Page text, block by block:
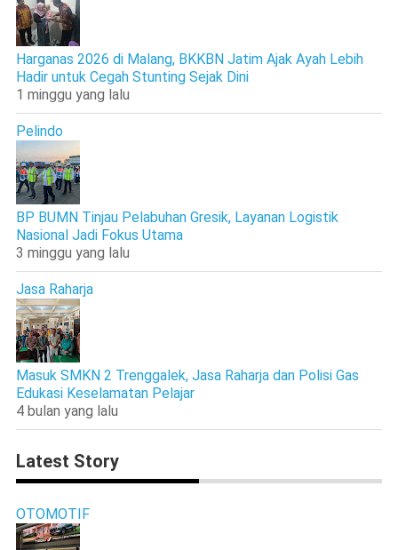
Harganas 2026 di Malang, BKKBN Jatim Ajak Ayah Lebih
Hadir untuk Cegah Stunting Sejak Dini
1 minggu yang lalu
Pelindo
BP BUMN Tinjau Pelabuhan Gresik, Layanan Logistik
Nasional Jadi Fokus Utama
3 minggu yang lalu
Jasa Raharja
Masuk SMKN 2 Trenggalek, Jasa Raharja dan Polisi Gas
Edukasi Keselamatan Pelajar
4 bulan yang lalu
Latest Story
OTOMOTIF